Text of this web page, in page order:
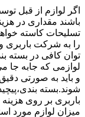
اگر لوازم از قبل
باشند مقداری در
تسلیحات کاسته
را به شرکت باربری
توان کافی در بسته
لوازمی که جابه جا
و باید به صورتی
شوند.بسته
باربری بر روی
میزان لوازم مورد